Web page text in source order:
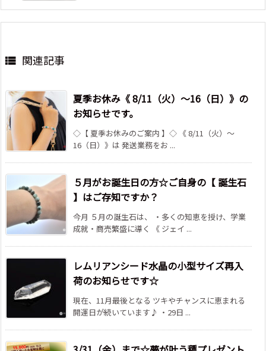
 関連記事
夏季お休み《 8/11（火）～16（日）》の
お知らせです。
◇【 夏季お休みのご案内 】◇ 《 8/11（火）～
16（日）》は 発送業務をお ...
５月がお誕生日の方☆ご自身の【 誕生石
】はご存知ですか？
今月 ５月の誕生石は、 ・多くの知恵を授け、学業
成就・商売繁盛に導く 《 ジェイ ...
レムリアンシード水晶の小型サイズ再入
荷のお知らせです☆
現在、11月最後となる ツキやチャンスに恵まれる
開運日が続いています♪ ・29日 ...